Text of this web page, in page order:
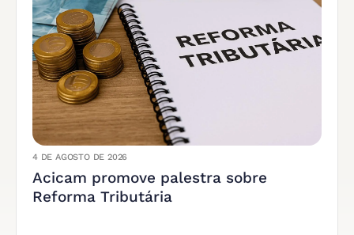
4 DE AGOSTO DE 2026
Acicam promove palestra sobre
Reforma Tributária